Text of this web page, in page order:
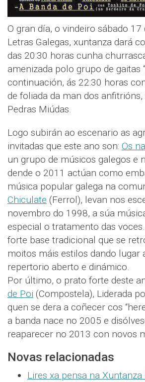
O gran día, o vindeiro sábado 17
Letras Galegas, xuntanza dará
das 20:30 horas cunha
amenizada polo grupo de gaitas
continuación, ás 22:30 horas
de foliada da man dos
Pedras Miúdas.
Logo subirán ao escenario as
invitadas que este ano son: Os
un grupo de músicos galegos e
dende o 2011 actúan como
música popular galega na
Chiculate (Ferrol), levan nos
novembro do 1998, a súa
especial o tratamento das
forte base tradicional que se
moitos máis estilos dando lugar
repertorio aberto e dinámico.
Por último, o prato forte deste
de Poi (Compostela), Liderada
quen se dera a coñecer cos
a banda nace no 2005 e
reaparecer no 2013 con novos
Novas relacionadas
Lires xa pensa na